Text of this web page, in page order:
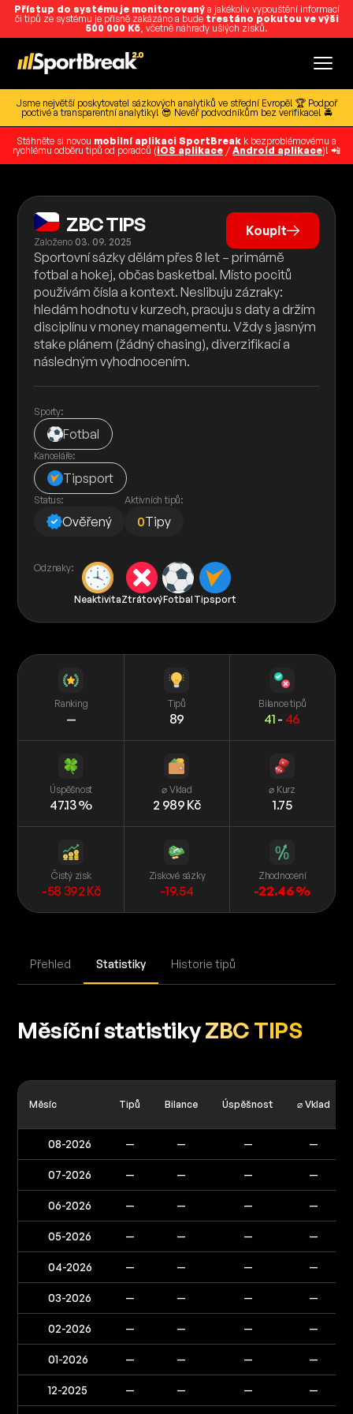
Přístup do systému je monitorovanýa jakékoliv vypouštění informací
či tipů ze systému je přísně zakázáno a bude trestáno pokutou ve výši
500 000 Kč, včetně náhrady ušlých zisků.
Jsme největší poskytovatel sázkových analytiků ve střední Evropě! 🏆 Podpoř
poctivé a transparentní analytiky! 😎 Nevěř podvodníkům bez verifikace! 🚔
Stáhněte si novou mobilní aplikaci SportBreak k bezproblémovému a
rychlému odběru tipů od poradců (iOS aplikace / Android aplikace)! 📲
ZBC TIPS
Založeno 03. 09. 2025
Koupit
Sportovní sázky dělám přes 8 let – primárně
fotbal a hokej, občas basketbal. Místo pocitů
používám čísla a kontext. Neslibuju zázraky:
hledám hodnotu v kurzech, pracuju s daty a držím
disciplínu v money managementu. Vždy s jasným
stake plánem (žádný chasing), diverzifikací a
následným vyhodnocením.
Sporty:
Fotbal
Kanceláře:
Tipsport
Status:
Ověřený
Aktivních tipů:
0Tipy
Odznaky:
NeaktivitaZtrátovýFotbal Tipsport
Ranking
—
Tipů
89
Bilance tipů
41 - 46
Úspěšnost
47.13 %
⌀ Vklad
2 989 Kč
⌀ Kurz
1.75
Čistý zisk
-58 392 Kč
Ziskové sázky
-19.54
Zhodnocení
-22.46 %
Přehled Statistiky Historie tipů
Měsíční statistikyZBC TIPS
Měsíc Tipů Bilance Úspěšnost ⌀ Vklad
08-2026 — — — —
07-2026 — — — —
06-2026 — — — —
05-2026 — — — —
04-2026 — — — —
03-2026 — — — —
02-2026 — — — —
01-2026 — — — —
12-2025 — — — —